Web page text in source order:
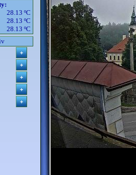
28.13 ºC
28.13 ºC
28.13 ºC